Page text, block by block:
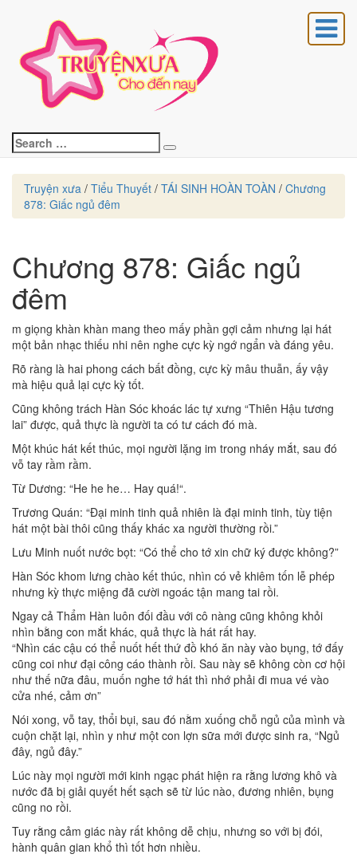
Search
for:
Search
Truyện xưa / Tiểu Thuyết / TÁI SINH HOÀN TOÀN / Chương
878: Giấc ngủ đêm
Chương
878:
Giấc
ngủ
đêm
Chương 878: Giấc ngủ
đêm
m giọng khàn khàn mang theo mấy phần gợi cảm nhưng lại hát
một bản nhạc thiếu nhi nên nghe cực kỳ ngớ ngẩn và đáng yêu.
Rõ ràng là hai phong cách bất đồng, cực kỳ mâu thuẫn, ấy vậy
mà hiệu quả lại cực kỳ tốt.
Cũng không trách Hàn Sóc khoác lác tự xưng “Thiên Hậu tương
lai” được, quả thực là người ta có tư cách đó mà.
Một khúc hát kết thúc, mọi người lặng im trong nháy mắt, sau đó
vỗ tay rầm rầm.
Từ Dương: “He he he… Hay quá!“.
Trương Quán: “Đại minh tinh quả nhiên là đại minh tinh, tùy tiện
hát một bài thôi cũng thấy khác xa người thường rồi.”
Lưu Minh nuốt nước bọt: “Có thể cho tớ xin chữ ký được không?”
Hàn Sóc khom lưng chào kết thúc, nhìn có vẻ khiêm tốn lễ phép
nhưng kỳ thực miệng đã cười ngoác tận mang tai rồi.
Ngay cả Thẩm Hàn luôn đối đầu với cô nàng cũng không khỏi
nhìn bằng con mắt khác, quả thực là hát rất hay.
“Nhìn các cậu có thể nuốt hết thứ đồ khó ăn này vào bụng, tớ đấy
cũng coi như đại công cáo thành rồi. Sau này sẽ không còn cơ hội
như thế nữa đâu, muốn nghe tớ hát thì nhớ phải đi mua vé vào
cửa nhé, cảm ơn”
Nói xong, vỗ tay, thổi bụi, sau đó nằm xuống chỗ ngủ của mình và
cuộn chặt lại, nhìn y như một con lợn sữa mới được sinh ra, “Ngủ
đây, ngủ đây.”
Lúc này mọi người mới kinh ngạc phát hiện ra rằng lương khô và
nước đã bị giải quyết hết sạch sẽ từ lúc nào, đương nhiên, bụng
cũng no rồi.
Tuy rằng cảm giác này rất không dễ chịu, nhưng so với bị đói,
hành quân gian khổ thì tốt hơn nhiều.